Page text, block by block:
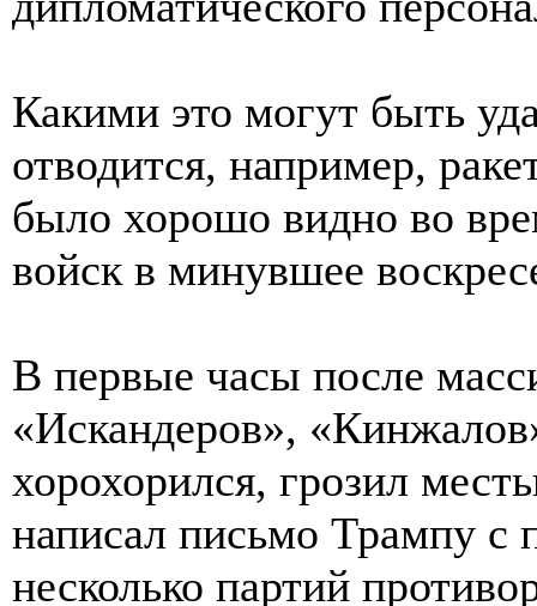
Какими это могут быть
отводится, например,
было хорошо видно во
войск в минувшее
В первые часы после
«Искандеров»,
хорохорился, грозил
написал письмо Трампу с
несколько партий